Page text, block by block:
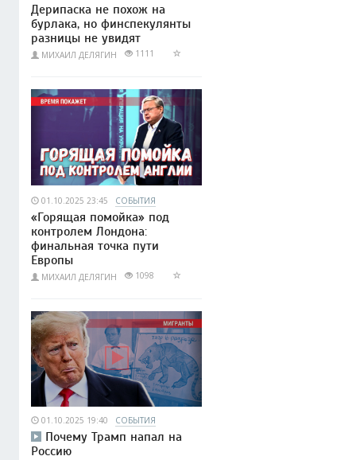
Дерипаска не похож на
бурлака, но финспекулянты
разницы не увидят
МИХАИЛ ДЕЛЯГИН 1111
01.10.2025 23:45 СОБЫТИЯ
«Горящая помойка» под
контролем Лондона:
финальная точка пути
Европы
МИХАИЛ ДЕЛЯГИН 1098
01.10.2025 19:40 СОБЫТИЯ
Почему Трамп напал на
Россию